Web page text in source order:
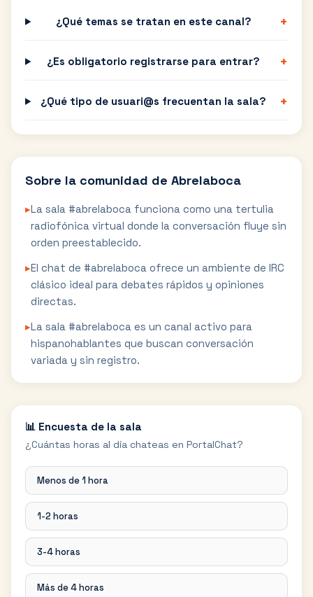
¿Qué temas se tratan en este canal? +
¿Es obligatorio registrarse para entrar? +
¿Qué tipo de usuari@s frecuentan la sala? +
Sobre la comunidad de Abrelaboca
▸La sala #abrelaboca funciona como una tertulia
radiofónica virtual donde la conversación fluye sin
orden preestablecido.
▸El chat de #abrelaboca ofrece un ambiente de IRC
clásico ideal para debates rápidos y opiniones
directas.
▸La sala #abrelaboca es un canal activo para
hispanohablantes que buscan conversación
variada y sin registro.
📊 Encuesta de la sala
¿Cuántas horas al día chateas en PortalChat?
Menos de 1 hora
1-2 horas
3-4 horas
Más de 4 horas